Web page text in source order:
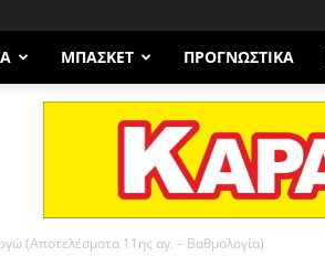
ΜΠΆΣΚΕΤ ΠΡΟΓΝΩΣΤΙΚΑ
(Αποτελέσματα 11ης αγ. – Βαθμολογία)